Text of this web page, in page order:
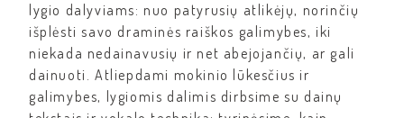
lygio dalyviams: nuo patyrusių atlikėjų, norinčių
išplėsti savo draminės raiškos galimybes, iki
niekada nedainavusių ir net abejojančių, ar gali
dainuoti. Atliepdami mokinio lūkesčius ir
galimybes, lygiomis dalimis dirbsime su dainų